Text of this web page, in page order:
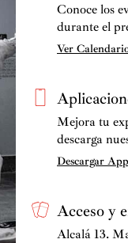
Conoce los
durante el
Ver
Mejora tu
descarga
Descargar
Acceso y
Alcalá 13.